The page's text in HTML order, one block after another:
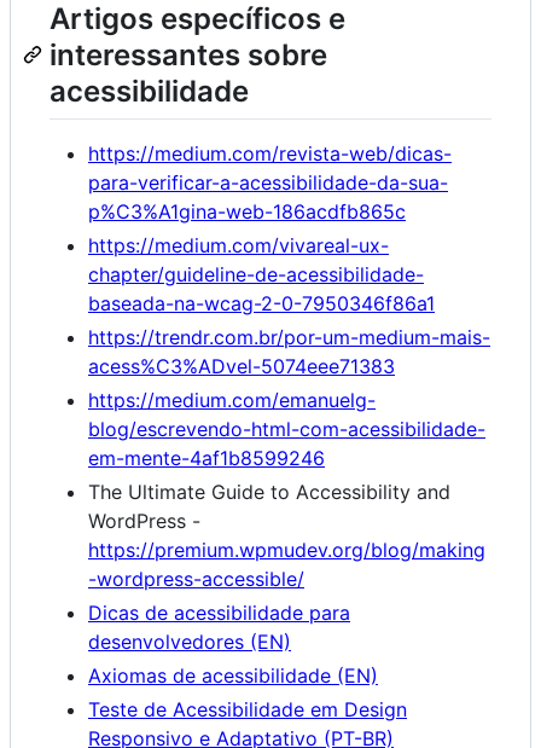
Artigos específicos e
interessantes sobre
acessibilidade
https://medium.com/revista-web/dicas-
para-verificar-a-acessibilidade-da-sua-
p%C3%A1gina-web-186acdfb865c
https://medium.com/vivareal-ux-
chapter/guideline-de-acessibilidade-
baseada-na-wcag-2-0-7950346f86a1
https://trendr.com.br/por-um-medium-mais-
acess%C3%ADvel-5074eee71383
https://medium.com/emanuelg-
blog/escrevendo-html-com-acessibilidade-
em-mente-4af1b8599246
The Ultimate Guide to Accessibility and
WordPress -
https://premium.wpmudev.org/blog/making
-wordpress-accessible/
Dicas de acessibilidade para
desenvolvedores (EN)
Axiomas de acessibilidade (EN)
Teste de Acessibilidade em Design
Responsivo e Adaptativo (PT-BR)